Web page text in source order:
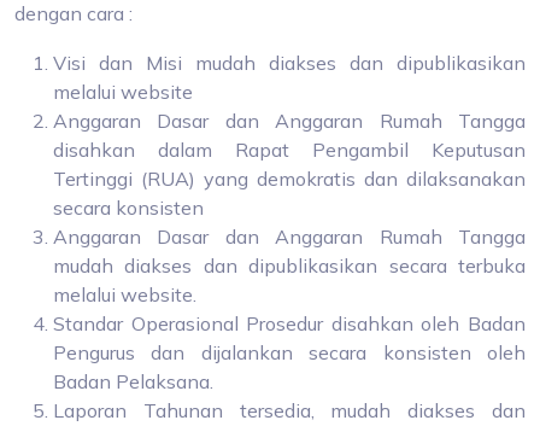
dengan cara :
Visi dan Misi mudah diakses dan dipublikasikan
melalui website
Anggaran Dasar dan Anggaran Rumah Tangga
disahkan dalam Rapat Pengambil Keputusan
Tertinggi (RUA) yang demokratis dan dilaksanakan
secara konsisten
Anggaran Dasar dan Anggaran Rumah Tangga
mudah diakses dan dipublikasikan secara terbuka
melalui website.
Standar Operasional Prosedur disahkan oleh Badan
Pengurus dan dijalankan secara konsisten oleh
Badan Pelaksana.
Laporan Tahunan tersedia, mudah diakses dan